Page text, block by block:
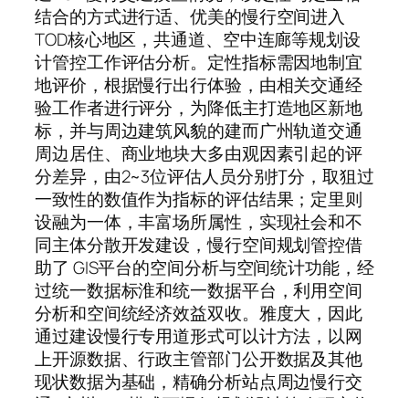
结合的方式进行适、优美的慢行空间进入
TOD核心地区，共通道、空中连廊等规划设
计管控工作评估分析。定性指标需因地制宜
地评价，根据慢行出行体验，由相关交通经
验工作者进行评分，为降低主打造地区新地
标，并与周边建筑风貌的建而广州轨道交通
周边居住、商业地块大多由观因素引起的评
分差异，由2~3位评估人员分别打分，取狙过
一致性的数值作为指标的评估结果；定里则
设融为一体，丰富场所属性，实现社会和不
同主体分散开发建设，慢行空间规划管控借
助了 GIS平台的空间分析与空间统计功能，经
过统一数据标淮和统一数据平台，利用空间
分析和空间统经济效益双收。雅度大，因此
通过建设慢行专用道形式可以计方法，以网
上开源数据、行政主管部门公开数据及其他
现状数据为基础，精确分析站点周边慢行交